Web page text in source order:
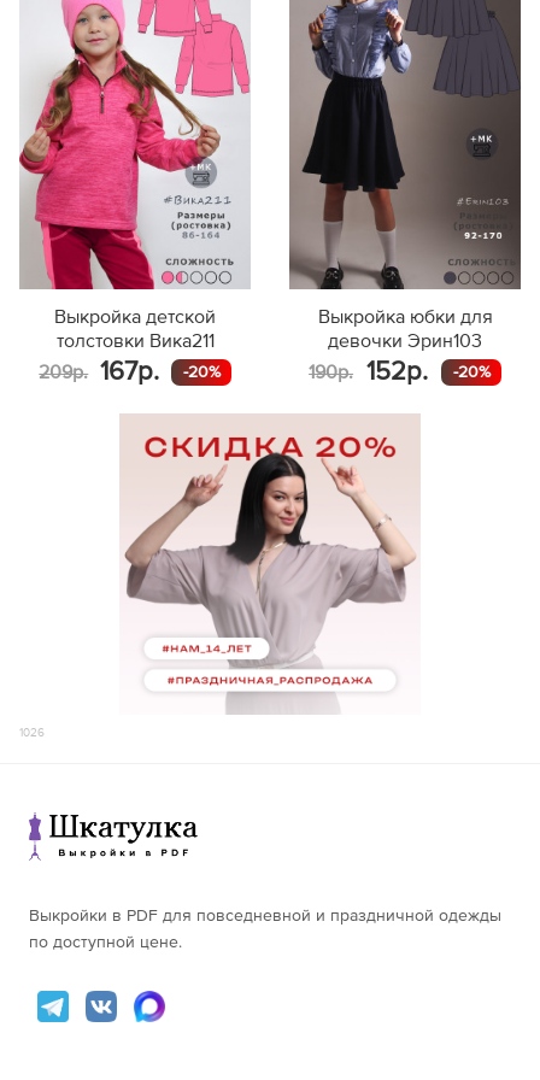
152
197
218
164
225
Выкройка детской
толстовки Вика211
209р.
167р. -20%
Выкройка юбки для
девочки Эрин103
190р.
152р. -20%
1026
Выкройки в PDF для повседневной и праздничной одежды
по доступной цене.